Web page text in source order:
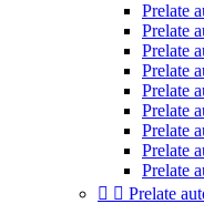
Prelate
Prelate
Prelate
Prelate
Prelate
Prelate
Prelate
Prelate
Prelate
  Prelate